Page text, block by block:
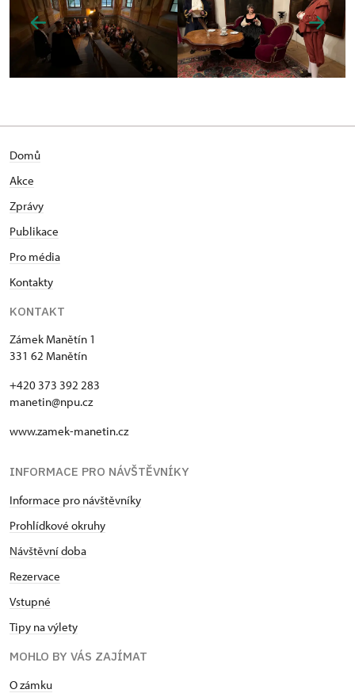
Domů
Akce
Zprávy
Publikace
Pro média
Kontakty
KONTAKT
Zámek Manětín 1
331 62 Manětín
+420 373 392 283
manetin@npu.cz
www.zamek-manetin.cz
INFORMACE PRO NÁVŠTĚVNÍKY
Informace pro návštěvníky
Prohlídkové okruhy
Návštěvní doba
Rezervace
Vstupné
Tipy na výlety
MOHLO BY VÁS ZAJÍMAT
O zámku